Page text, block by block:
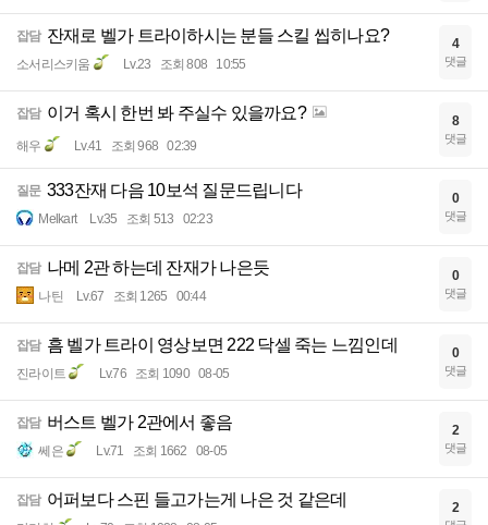
잡담 잔재로 벨가 트라이하시는 분들 스킬 씹히나요?
소서리스키움 Lv.23 조회 808 10:55
4
댓글
잡담 이거 혹시 한번 봐 주실수 있을까요?
해우 Lv.41 조회 968 02:39
8
댓글
질문 333잔재 다음 10보석 질문드립니다
Melkart Lv.35 조회 513 02:23
0
댓글
잡담 나메 2관 하는데 잔재가 나은듯
나틴 Lv.67 조회 1265 00:44
0
댓글
잡담 흠 벨가 트라이 영상보면 222 닥셀 죽는 느낌인데
진라이트 Lv.76 조회 1090 08-05
0
댓글
잡담 버스트 벨가 2관에서 좋음
쎄은 Lv.71 조회 1662 08-05
2
댓글
잡담 어퍼보다 스핀 들고가는게 나은 것 같은데 2